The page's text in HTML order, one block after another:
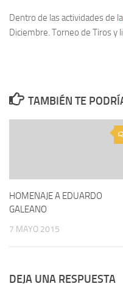
Dentro de las actividades de la
Diciembre. Torneo de Tiros y
TAMBIÉN TE
HOMENAJE A EDUARDO
GALEANO
7 MAYO 2015
DEJA UNA RESPUESTA